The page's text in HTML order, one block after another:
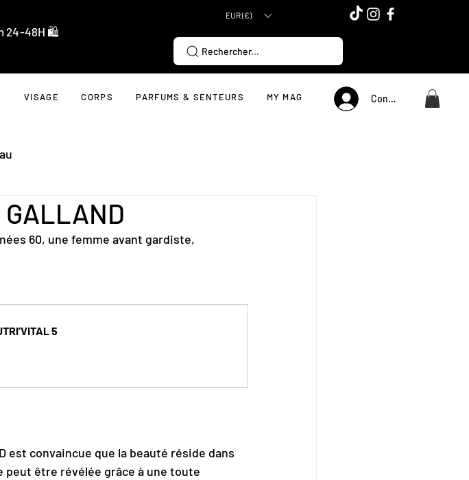
24-48H 🛍️
EUR (€)
Rechercher...
VISAGE CORPS PARFUMS & SENTEURS MY MAG Connexion
GALLAND
60, une femme avant gardiste,
5
est convaincue que la beauté réside dans
peut être révélée grâce à une toute